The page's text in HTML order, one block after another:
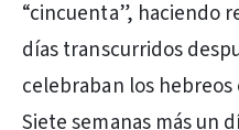
“cincuenta”, haciendo
días transcurridos
celebraban los
Siete semanas más un